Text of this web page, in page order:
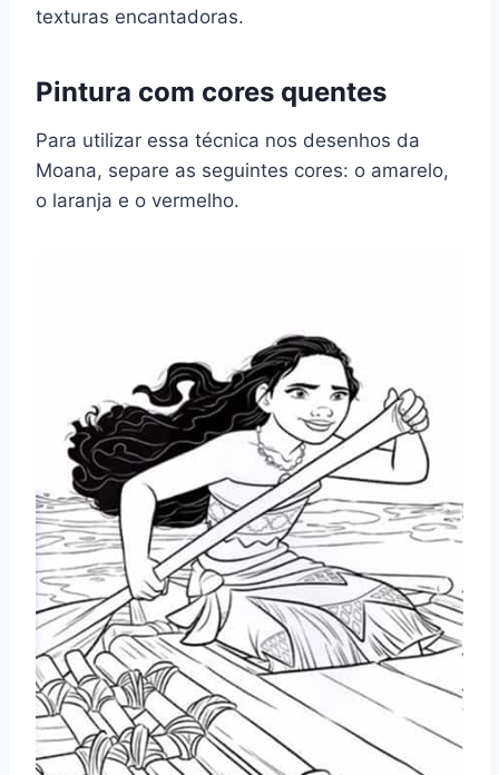
texturas encantadoras.
Pintura com cores quentes
Para utilizar essa técnica nos desenhos da
Moana, separe as seguintes cores: o amarelo,
o laranja e o vermelho.